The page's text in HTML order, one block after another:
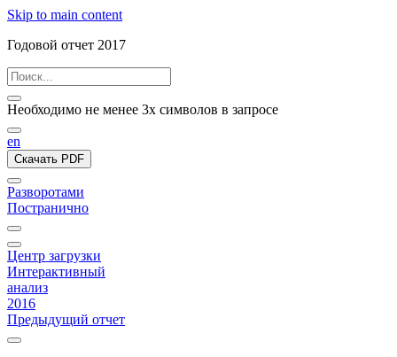
Skip to main content
Годовой отчет 2017
Необходимо не менее 3х символов в запросе
en
Скачать PDF
Разворотами
Постранично
Центр загрузки
Интерактивный
анализ
2016
Предыдущий отчет